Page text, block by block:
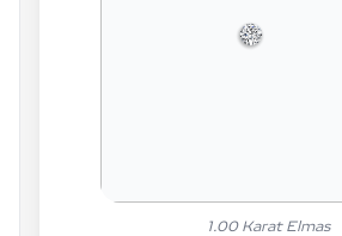
1.00Karat Elmas